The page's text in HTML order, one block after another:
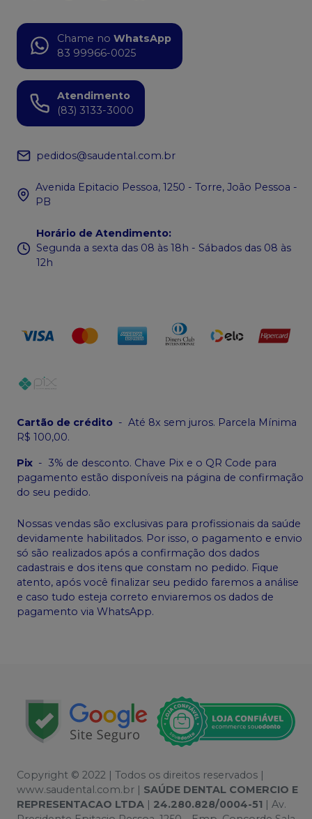
Chame no WhatsApp
83 99966-0025
Atendimento
(83) 3133-3000
pedidos@saudental.com.br
Avenida Epitacio Pessoa, 1250 - Torre, João Pessoa -
PB
Horário de Atendimento:
Segunda a sexta das 08 às 18h - Sábados das 08 às
12h
Cartão de crédito - Até 8x sem juros. Parcela Mínima
R$ 100,00.
Pix - 3% de desconto. Chave Pix e o QR Code para
pagamento estão disponíveis na página de confirmação
do seu pedido.
Nossas vendas são exclusivas para profissionais da saúde
devidamente habilitados. Por isso, o pagamento e envio
só são realizados após a confirmação dos dados
cadastrais e dos itens que constam no pedido. Fique
atento, após você finalizar seu pedido faremos a análise
e caso tudo esteja correto enviaremos os dados de
pagamento via WhatsApp.
Copyright © 2022 | Todos os direitos reservados |
www.saudental.com.br | SAÚDE DENTAL COMERCIO E
REPRESENTACAO LTDA | 24.280.828/0004-51 | Av.